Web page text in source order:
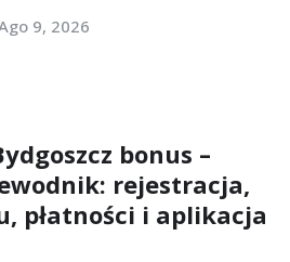
9, 2026
bonus –
rejestracja,
płatności i aplikacja